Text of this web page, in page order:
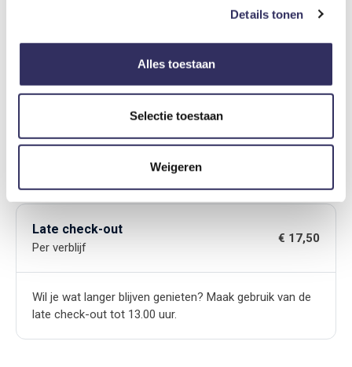
Details tonen
Alles toestaan
Selectie toestaan
Weigeren
€ 15,-
kunnen kosteloos met u meereizen. In de coupé
kunnen wij één kinderbedje plaatsen voor kinderen tot 3
inclusief beddengoed. Het is niet toegestaan om zelf
een kinderbedje mee te nemen.
Late check-out
Per verblijf
€ 17,50
Wil je wat langer blijven genieten? Maak gebruik van de
late check-out tot 13.00 uur.